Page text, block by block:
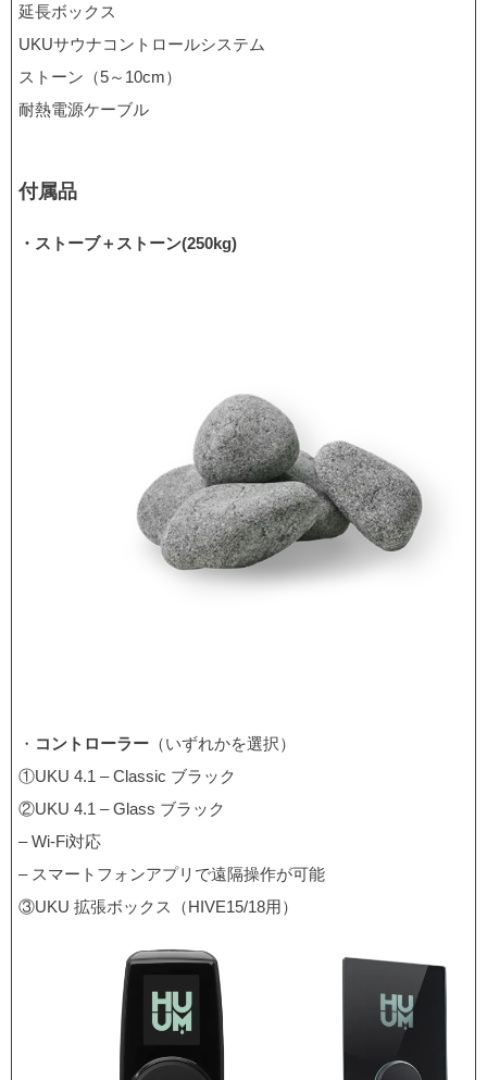
延長ボックス
UKUサウナコントロールシステム
ストーン（5～10cm）
耐熱電源ケーブル
付属品
・ストーブ＋ストーン(250kg)
・ コントローラー （いずれかを選択）
①UKU 4.1 – Classic ブラック
②UKU 4.1 – Glass ブラック
– Wi-Fi対応
– スマートフォンアプリで遠隔操作が可能
③UKU 拡張ボックス（HIVE15/18用）